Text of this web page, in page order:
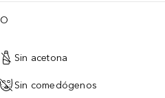
Sin acetona
Sin comedógenos